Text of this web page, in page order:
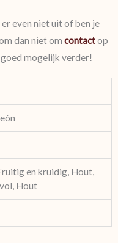
even niet uit of ben je
dan niet om contactop
goed mogelijk verder!
en kruidig, Hout,
Hout